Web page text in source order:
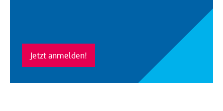
Jetzt anmelden!